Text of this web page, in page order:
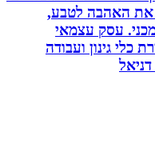
לטבע,
עסק עצמאי
גינון ועבודה